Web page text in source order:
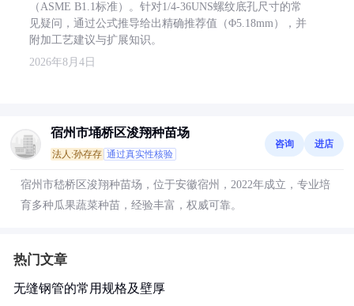
（ASME B1.1标准）。针对1/4-36UNS螺纹底孔尺寸的常
见疑问，通过公式推导给出精确推荐值（Φ5.18mm），并
附加工艺建议与扩展知识。
2026年8月4日
宿州市埇桥区浚翔种苗场
法人:孙存存 通过真实性核验
咨询 进店
宿州市嵇桥区浚翔种苗场，位于安徽宿州，2022年成立，专业培
育多种瓜果蔬菜种苗，经验丰富，权威可靠。
热门文章
无缝钢管的常用规格及壁厚